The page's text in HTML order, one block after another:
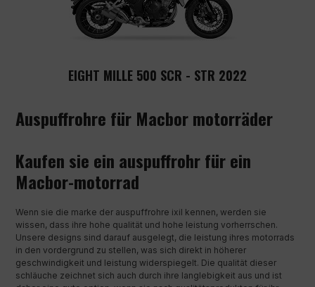
EIGHT MILLE 500 SCR - STR 2022
Auspuffrohre für Macbor motorräder
Kaufen sie ein auspuffrohr für ein
Macbor-motorrad
Wenn sie die marke der auspuffrohre ixil kennen, werden sie
wissen, dass ihre hohe qualität und hohe leistung vorherrschen.
Unsere designs sind darauf ausgelegt, die leistung ihres motorrads
in den vordergrund zu stellen, was sich direkt in höherer
geschwindigkeit und leistung widerspiegelt. Die qualität dieser
schläuche zeichnet sich auch durch ihre langlebigkeit aus und ist